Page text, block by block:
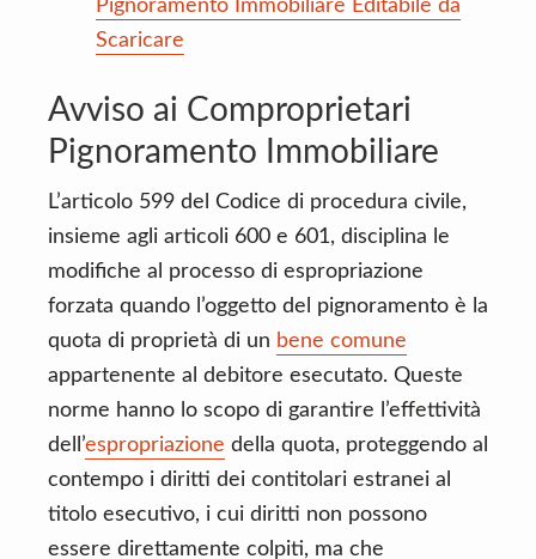
Pignoramento Immobiliare Editabile da
Scaricare
Avviso ai Comproprietari
Pignoramento Immobiliare
L’articolo 599 del Codice di procedura civile,
insieme agli articoli 600 e 601, disciplina le
modifiche al processo di espropriazione
forzata quando l’oggetto del pignoramento è la
quota di proprietà di un bene comune
appartenente al debitore esecutato. Queste
norme hanno lo scopo di garantire l’effettività
dell’espropriazione della quota, proteggendo al
contempo i diritti dei contitolari estranei al
titolo esecutivo, i cui diritti non possono
essere direttamente colpiti, ma che